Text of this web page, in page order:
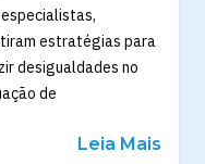
estratégias para
desigualdades no
de
Leia Mais